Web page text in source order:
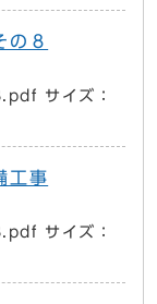
の８
サイズ：
工事
サイズ：